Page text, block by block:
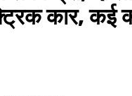
कार, कई